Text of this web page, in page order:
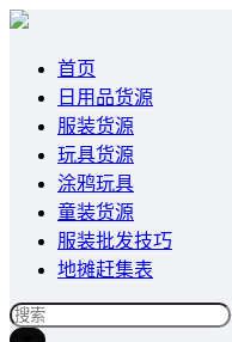
首页
日用品货源
服装货源
玩具货源
涂鸦玩具
童装货源
服装批发技巧
地摊赶集表